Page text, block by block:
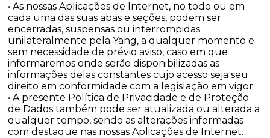
• As nossas Aplicações de Internet, no todo ou em
cada uma das suas abas e seções, podem ser
encerradas, suspensas ou interrompidas
unilateralmente pela Yang, a qualquer momento e
sem necessidade de prévio aviso, caso em que
informaremos onde serão disponibilizadas as
informações delas constantes cujo acesso seja seu
direito em conformidade com a legislação em vigor.
• A presente Política de Privacidade e de Proteção
de Dados também pode ser atualizada ou alterada a
qualquer tempo, sendo as alterações informadas
com destaque nas nossas Aplicações de Internet.